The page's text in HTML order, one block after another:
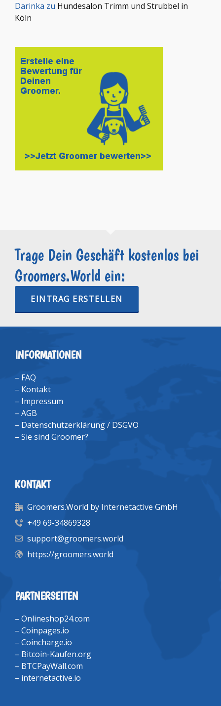
Darinka zu Hundesalon Trimm und Strubbel in
Köln
Trage Dein Geschäft kostenlos bei
Groomers.World ein:
EINTRAG ERSTELLEN
INFORMATIONEN
– FAQ
– Kontakt
– Impressum
– AGB
– Datenschutzerklärung / DSGVO
– Sie sind Groomer?
KONTAKT
Groomers.World by Internetactive GmbH
+49 69-34869328
support@groomers.world
https://groomers.world
PARTNERSEITEN
– Onlineshop24.com
– Coinpages.io
– Coincharge.io
– Bitcoin-Kaufen.org
– BTCPayWall.com
– internetactive.io